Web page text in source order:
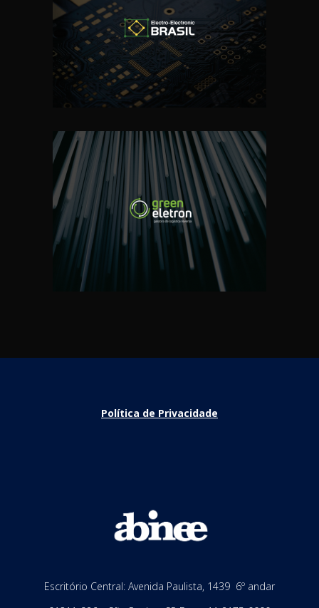
Política de Privacidade
Escritório Central: Avenida Paulista, 1439 6º andar